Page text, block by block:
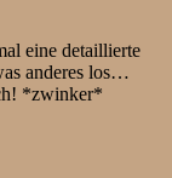
eine detaillierte
anderes los…
*zwinker*